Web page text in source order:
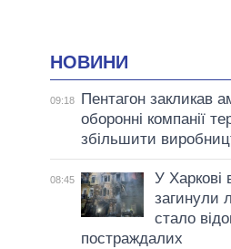
НОВИНИ
09:18
Пентагон закликав
оборонні компанії
збільшити
08:45
У Харкові
загинули
стало
постраждалих